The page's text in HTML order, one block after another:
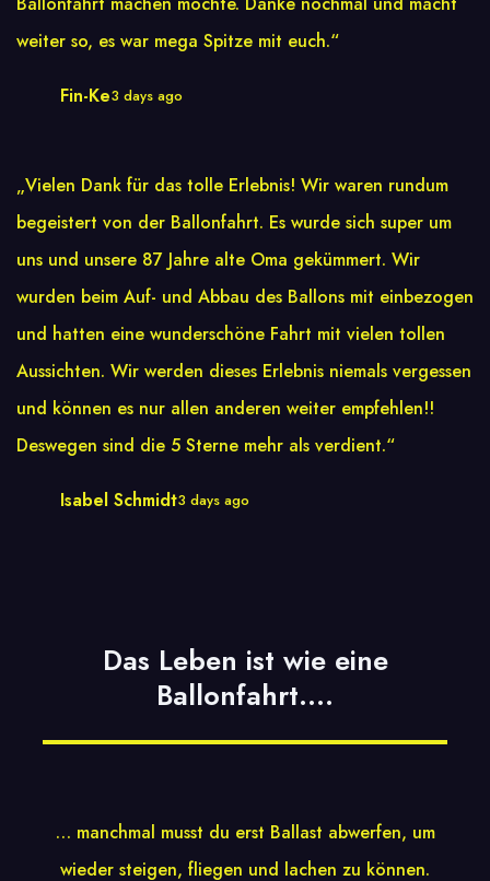
weiter so, es war mega Spitze mit euch.“
Fin-Ke3 days ago
„Vielen Dank für das tolle Erlebnis! Wir waren rundum
begeistert von der Ballonfahrt. Es wurde sich super um
uns und unsere 87 Jahre alte Oma gekümmert. Wir
wurden beim Auf- und Abbau des Ballons mit einbezogen
und hatten eine wunderschöne Fahrt mit vielen tollen
Aussichten. Wir werden dieses Erlebnis niemals vergessen
und können es nur allen anderen weiter empfehlen!!
Deswegen sind die 5 Sterne mehr als verdient.“
Isabel Schmidt3 days ago
Das Leben ist wie eine
Ballonfahrt….
… manchmal musst du erst Ballast abwerfen, um
wieder steigen, fliegen und lachen zu können.